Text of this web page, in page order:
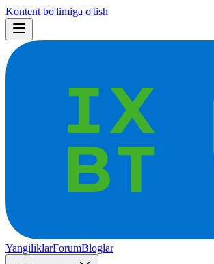
Kontent bo'limiga o'tish
YangiliklarForumBloglar